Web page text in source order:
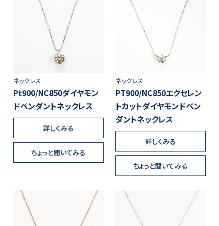
ネックレス
Pt900/NC850ダイヤモン
ドペンダントネックレス
詳しくみる
ちょっと聞いてみる
ネックレス
PT900/NC850エクセレン
トカットダイヤモンドペン
ダントネックレス
詳しくみる
ちょっと聞いてみる